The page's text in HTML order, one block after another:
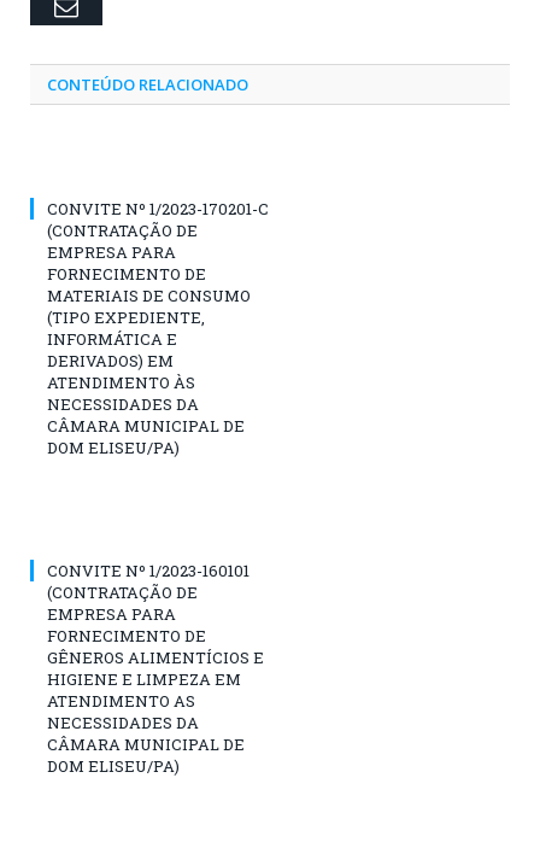
Email
CONTEÚDO RELACIONADO
CONVITE Nº 1/2023-170201-C
(CONTRATAÇÃO DE
EMPRESA PARA
FORNECIMENTO DE
MATERIAIS DE CONSUMO
(TIPO EXPEDIENTE,
INFORMÁTICA E
DERIVADOS) EM
ATENDIMENTO ÀS
NECESSIDADES DA
CÂMARA MUNICIPAL DE
DOM ELISEU/PA)
CONVITE Nº 1/2023-160101
(CONTRATAÇÃO DE
EMPRESA PARA
FORNECIMENTO DE
GÊNEROS ALIMENTÍCIOS E
HIGIENE E LIMPEZA EM
ATENDIMENTO AS
NECESSIDADES DA
CÂMARA MUNICIPAL DE
DOM ELISEU/PA)